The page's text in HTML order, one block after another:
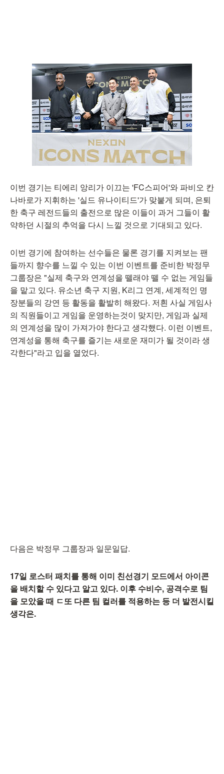
이번 경기는 티에리 앙리가 이끄는 'FC스피어'와 파비오 칸
나바로가 지휘하는 '실드 유나이티드'가 맞붙게 되며, 은퇴
한 축구 레전드들의 출전으로 많은 이들이 과거 그들이 활
약하던 시절의 추억을 다시 느낄 것으로 기대되고 있다.
이번 경기에 참여하는 선수들은 물론 경기를 지켜보는 팬
들까지 향수를 느낄 수 있는 이번 이벤트를 준비한 박정무
그룹장은 "실제 축구와 연계성을 뗄래야 뗄 수 없는 게임들
을 맡고 있다. 유소년 축구 지원, K리그 연계, 세계적인 명
장분들의 강연 등 활동을 활발히 해왔다. 저흰 사실 게임사
의 직원들이고 게임을 운영하는것이 맞지만, 게임과 실제
의 연계성을 많이 가져가야 한다고 생각했다. 이런 이벤트,
연계성을 통해 축구를 즐기는 새로운 재미가 될 것이라 생
각한다"라고 입을 열었다.
다음은 박정무 그룹장과 일문일답.
17일 로스터 패치를 통해 이미 친선경기 모드에서 아이콘
을 배치할 수 있다고 알고 있다. 이후 수비수, 공격수로 팀
을 모았을 때 ㄷ또 다른 팀 컬러를 적용하는 등 더 발전시킬
생각은.